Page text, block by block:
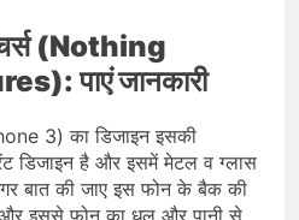
(Nothing
पाएं जानकारी
3) का डिजाइन इसकी
डिजाइन है और इसमें मेटल व ग्लास
बात की जाए इस फोन के बैक की
इससे फोन का धूल और पानी से